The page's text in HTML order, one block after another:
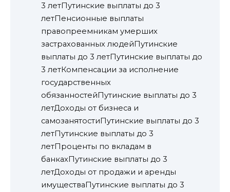
3 летПутинские выплаты до 3
летПенсионные выплаты
правопреемникам умерших
застрахованных людейПутинские
выплаты до 3 летПутинские выплаты до
3 летКомпенсации за исполнение
государственных
обязанностейПутинские выплаты до 3
летДоходы от бизнеса и
самозанятостиПутинские выплаты до 3
летПутинские выплаты до 3
летПроценты по вкладам в
банкахПутинские выплаты до 3
летДоходы от продажи и аренды
имуществаПутинские выплаты до 3